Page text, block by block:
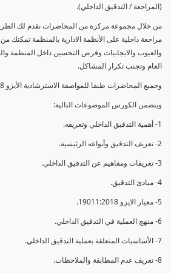
(المراجعة / التدقيق الداخلي).
من خلال مجموعة مركزة من المحاضرات نقدم لك
مراجعة داخلية على الأنظمة الادارية بالمنظمة
والعيوب والايجابيات وفرص التحسين داخل المنظمة
العام وتجنب تكرار المشاكل.
وجميع المحاضرات طبقا للمواصفة الاسترشادية الأيزو 19011:2018.
ويتضمن الكورس الموضوعات التالية:
1- أهمية التدقيق الداخلي وتعريفه.
2- تعريف التدقيق وأنواعه الرئيسية.
3- تعريفات ومفاهيم عن التدقيق الداخلي.
4- مبادئ التدقيق.
5- معيار الايزو 19011:2018.
6- منهج العملية في التدقيق الداخلي.
7- الأساسيات المتعلقة بعملية التدقيق الداخلي.
8- تعريف عدم المطابقة والملاحظات.